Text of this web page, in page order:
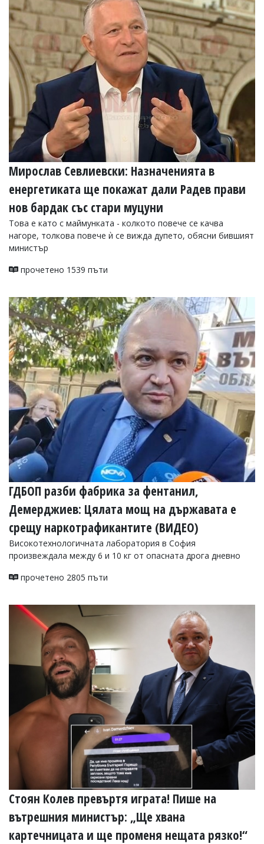
Мирослав Севлиевски: Назначенията в
енергетиката ще покажат дали Радев прави
нов бардак със стари муцуни
Това е като с маймунката - колкото повече се качва
нагоре, толкова повече ѝ се вижда дупето, обясни бившият
министър
прочетено 1539 пъти
ГДБОП разби фабрика за фентанил,
Демерджиев: Цялата мощ на държавата е
срещу наркотрафикантите (ВИДЕО)
Високотехнологичната лаборатория в София
произвеждала между 6 и 10 кг от опасната дрога дневно
прочетено 2805 пъти
Стоян Колев превъртя играта! Пише на
вътрешния министър: „Ще хвана
картечницата и ще променя нещата рязко!“